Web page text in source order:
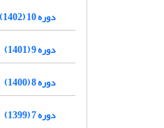
دوره 10 (1402)
دوره 9 (1401)
دوره 8 (1400)
دوره 7 (1399)